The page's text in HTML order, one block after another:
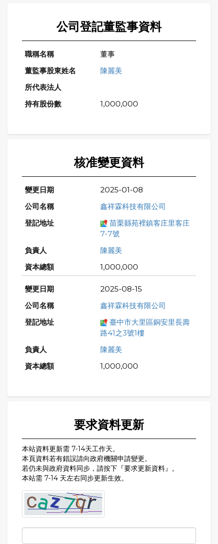
公司登記董監事資料
董事
陳麗美
1,000,000
核准變更資料
2025-01-08
鑫祥霖科技有限公司
苗栗縣苑裡鎮客庄里客庄
7-7號
陳麗美
1,000,000
2025-08-15
鑫祥霖科技有限公司
臺中市大里區銅安里長壽
路41之3號1樓
陳麗美
1,000,000
要求資料更新
本站資料更新需 7-14天工作天。
本頁資料若有錯誤請向政府機關申請變更。
若仍未與政府資料同步，請按下『要求更新資料』。
本站需 7-14 天左右同步更新生效。